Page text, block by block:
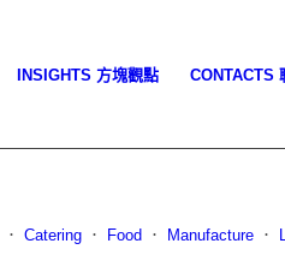
INSIGHTS 方塊觀點 CONTACTS
． Catering ． Food ． Manufacture ．